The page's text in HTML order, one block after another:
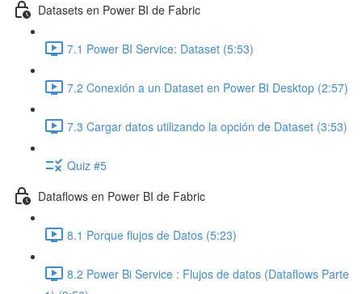
Datasets en Power BI de Fabric
7.1 Power BI Service: Dataset (5:53)
7.2 Conexión a un Dataset en Power BI Desktop (2:57)
7.3 Cargar datos utilizando la opción de Dataset (3:53)
Quiz #5
Dataflows en Power BI de Fabric
8.1 Porque flujos de Datos (5:23)
8.2 Power Bi Service : Flujos de datos (Dataflows Parte